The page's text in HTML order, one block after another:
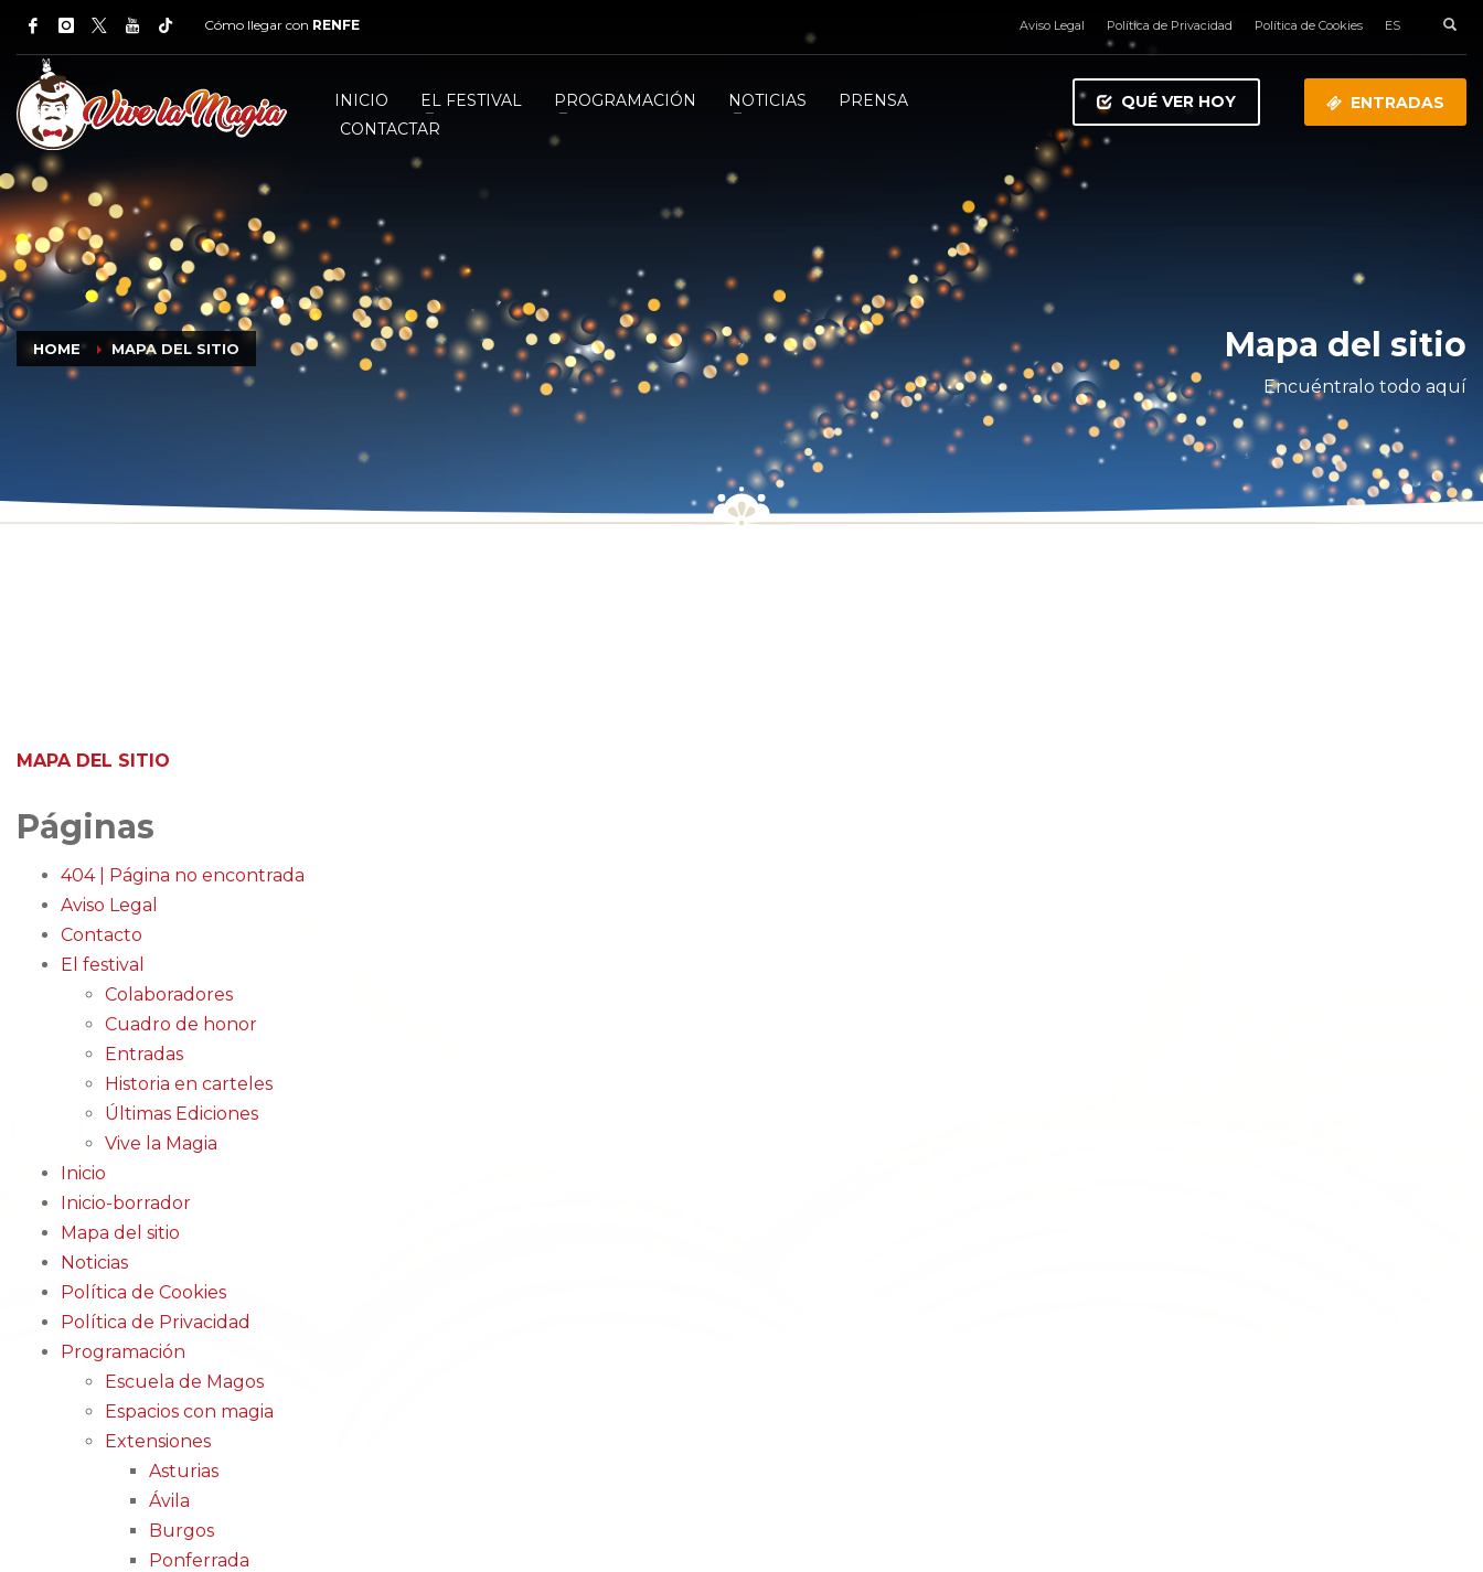
Cómo llegar con RENFE Aviso Legal Política de Privacidad Política de Cookies ES
INICIO EL FESTIVAL PROGRAMACIÓN NOTICIAS
PRENSA
CONTACTAR
QUÉ VER HOY ENTRADAS
HOME MAPA DEL SITIO Mapa del sitio
Encuéntralo todo aquí
MAPA DEL SITIO
Páginas
404 | Página no encontrada
Aviso Legal
Contacto
El festival
Colaboradores
Cuadro de honor
Entradas
Historia en carteles
Últimas Ediciones
Vive la Magia
Inicio
Inicio-borrador
Mapa del sitio
Noticias
Política de Cookies
Política de Privacidad
Programación
Escuela de Magos
Espacios con magia
Extensiones
Asturias
Ávila
Burgos
Ponferrada